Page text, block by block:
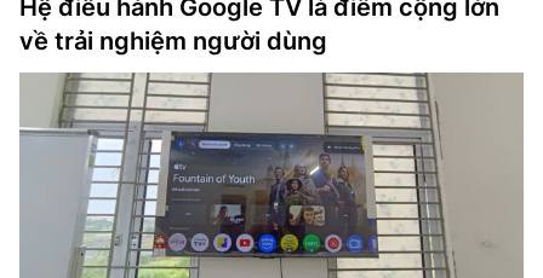
Hệ điều hành Google TV là điểm cộng lớn
về trải nghiệm người dùng